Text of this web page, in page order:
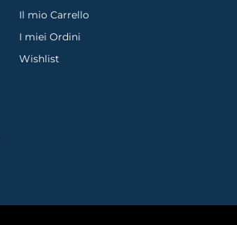
Il mio Carrello
I miei Ordini
Wishlist